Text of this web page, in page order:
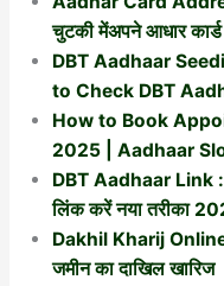
चुटकी मेंअपने आधार
DBT Aadhaar
to Check DBT
How to Book
2025 | Aadhaar
DBT Aadhaar Link
लिंक करें नया तरीका
Dakhil Kharij
जमीन का दाखिल खारिज